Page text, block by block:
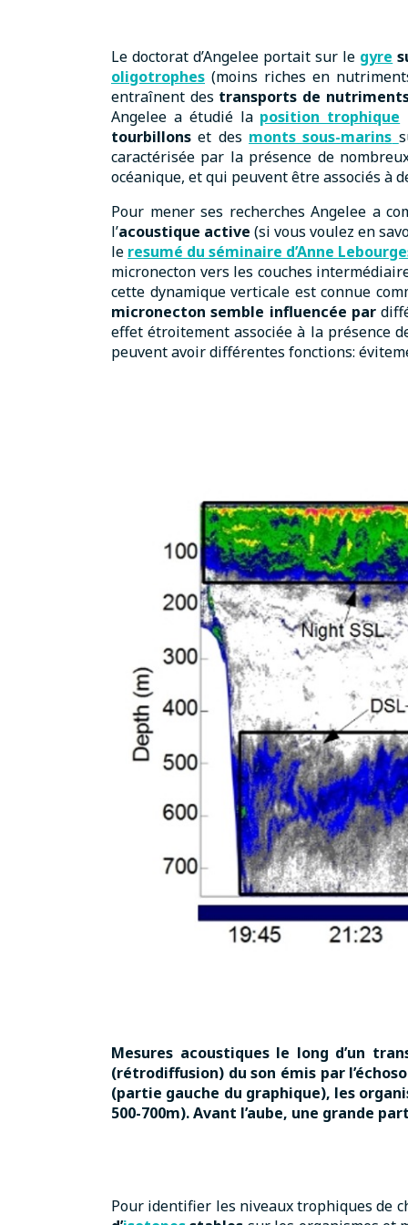
Le doctorat d’Angelee portait sur le gyre
oligotrophes (moins riches en
entraînent des transports de
Angelee a étudié la position trophique
tourbillons et des monts sous-marins
caractérisée par la présence de
océanique, et qui peuvent être associés à
Pour mener ses recherches Angelee a
l’acoustique active (si vous voulez en
le resumé du séminaire d’Anne
micronecton vers les couches
cette dynamique verticale est connue
micronecton semble influencée par
effet étroitement associée à la présence
peuvent avoir différentes fonctions:
Mesures acoustiques le long d’un
(rétrodiffusion) du son émis par
(partie gauche du graphique), les
500-700m). Avant l’aube, une grande
Pour identifier les niveaux trophiques de